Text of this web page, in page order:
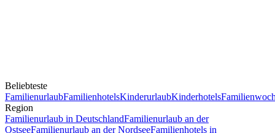
Beliebteste
FamilienurlaubFamilienhotelsKinderurlaubKinderhotels
Region
Familienurlaub in DeutschlandFamilienurlaub an der
OstseeFamilienurlaub an der NordseeFamilienhotels in